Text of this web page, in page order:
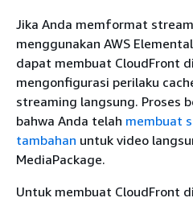
Jika Anda memformat
menggunakan AWS
dapat membuat CloudFront
mengonfigurasi perilaku
streaming langsung. Proses
bahwa Anda telah membuat
tambahan untuk video
MediaPackage.
Untuk membuat CloudFront